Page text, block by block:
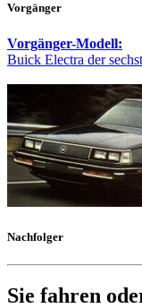
Vorgänger
Vorgänger-Modell:
Buick Electra der
Nachfolger
Sie fahren